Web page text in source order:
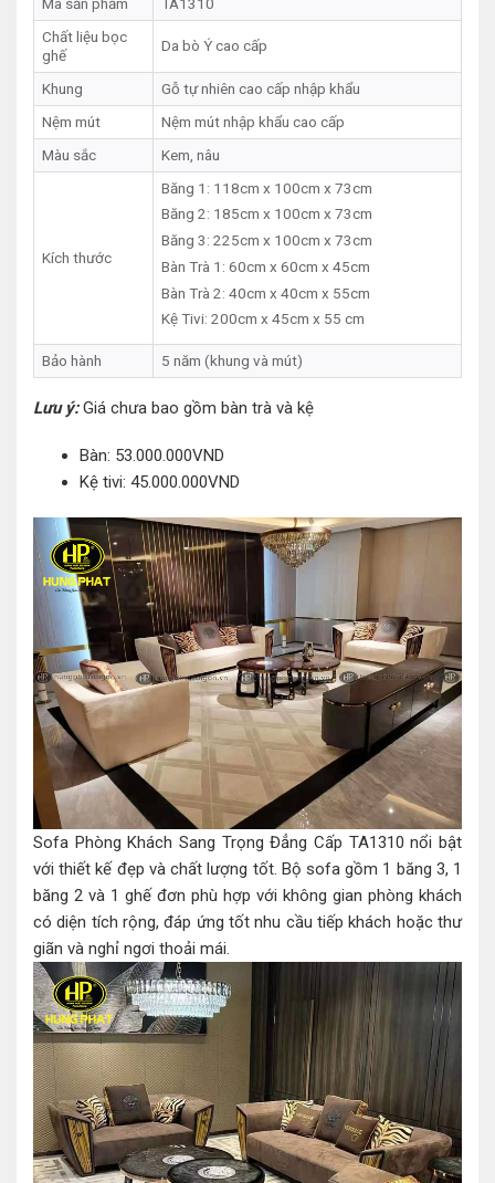
Chất liệu bọc
ghế
Da bò Ý cao cấp
Khung
Gỗ tự nhiên cao cấp nhập khẩu
Nệm mút
Nệm mút nhập khẩu cao cấp
Màu sắc
Kem, nâu
Kích thước
Băng 1: 118cm x 100cm x 73cm
Băng 2: 185cm x 100cm x 73cm
Băng 3: 225cm x 100cm x 73cm
Bàn Trà 1: 60cm x 60cm x 45cm
Bàn Trà 2: 40cm x 40cm x 55cm
Kệ Tivi: 200cm x 45cm x 55 cm
Bảo hành 5 năm (khung và mút)
Lưu ý:Giá chưa bao gồm bàn trà và kệ
Bàn: 53.000.000VND
Kệ tivi: 45.000.000VND
Sofa Phòng Khách Sang Trọng Đẳng Cấp TA1310 nổi bật
với thiết kế đẹp và chất lượng tốt. Bộ sofa gồm 1 băng 3, 1
băng 2 và 1 ghế đơn phù hợp với không gian phòng khách
có diện tích rộng, đáp ứng tốt nhu cầu tiếp khách hoặc thư
giãn và nghỉ ngơi thoải mái.